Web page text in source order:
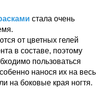
стала очень
от цветных гелей
в составе, поэтому
пользоваться
нанося их на весь
на боковые края ногтя.